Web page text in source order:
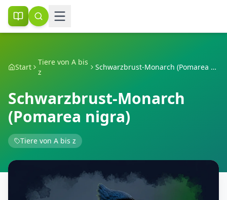
Start
Tiere von A bis
z
Schwarzbrust-Monarch (Pomarea nigra)
Schwarzbrust-Monarch
(Pomarea nigra)
Tiere von A bis z